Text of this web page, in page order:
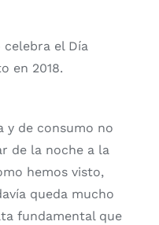
el Día
en 2018.
y de consumo no
de la noche a la
hemos visto,
queda mucho
fundamental que